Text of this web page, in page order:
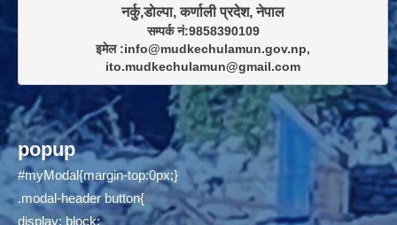
सम्पर्क नं:9858390109
इमेल :info@mudkechulamun.gov.np,
ito.mudkechulamun@gmail.com
popup
#myModal{margin-top:0px;}
.modal-header button{
display: block;